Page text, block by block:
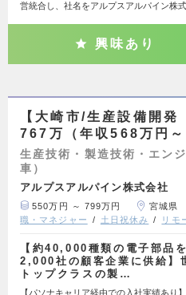
営統合し、社名をアルプスアルパイン株
興味あり
【大崎市/生産設備開発
767万（年収568万円～
生産技術・製造技術・エン
車）
アルプスアルパイン株式会社
550万円 ～ 799万円 宮城県
職・マネジャー
土日祝休み リモ
【約40,000種類の電子部品
2,000社の顧客企業に供給】
トップクラスの製…
【パソナキャリア経由での入社実績あり